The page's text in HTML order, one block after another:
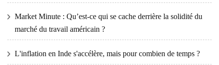
Market Minute : Qu’est-ce qui se cache derrière la solidité du
marché du travail américain ?
L'inflation en Inde s'accélère, mais pour combien de temps ?